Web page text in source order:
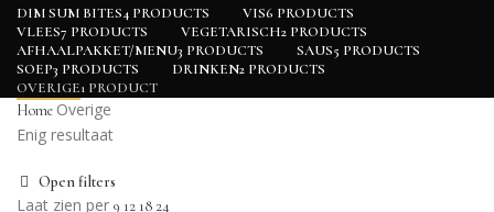
DIM SUM BITES4 PRODUCTS VIS6 PRODUCTS
VLEES7 PRODUCTS VEGETARISCH2 PRODUCTS
AFHAALPAKKET/MENU3 PRODUCTS SAUS5 PRODUCTS
SOEP3 PRODUCTS DRINKEN2 PRODUCTS
OVERIGE1 PRODUCT
Home Overige
Enig resultaat
Open filters
Laat zien per 9 12 18 24